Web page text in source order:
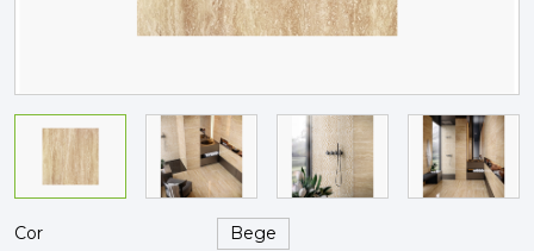
TINTAS, DROGAS E LIMPEZA
DYRUP
SKIL
Cor